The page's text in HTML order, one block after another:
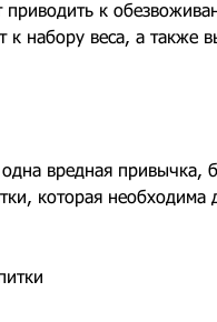
приводить к
к набору веса, а также
вредная привычка,
которая необходима